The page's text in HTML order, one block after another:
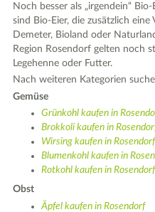
Noch besser als „irgendein“
sind Bio-Eier, die zusätzlich
Demeter, Bioland oder
Region Rosendorf gelten noch
Legehenne oder Futter.
Nach weiteren Kategorien
Gemüse
Grünkohl kaufen in
Brokkoli kaufen in
Wirsing kaufen in Rosendorf
Blumenkohl kaufen in
Rotkohl kaufen in Rosendorf
Obst
Äpfel kaufen in Rosendorf